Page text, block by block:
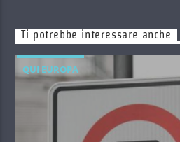
Ti potrebbe interessare anche
QUI EUROPA